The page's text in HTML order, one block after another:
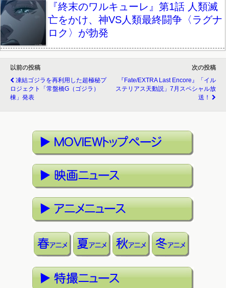
『終末のワルキューレ』第1話 人類滅
亡をかけ、神VS人類最終闘争〈ラグナ
ロク〉が勃発
以前の投稿
凍結ゴジラを再利用した超極秘プ
ロジェクト「常盤橋G（ゴジラ）
棟」発表
次の投稿
『Fate/EXTRA Last Encore』「イル
ステリアス天動説」7月スペシャル放
送！